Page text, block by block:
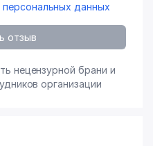
персональных данных
отзыв
нецензурной брани и
организации